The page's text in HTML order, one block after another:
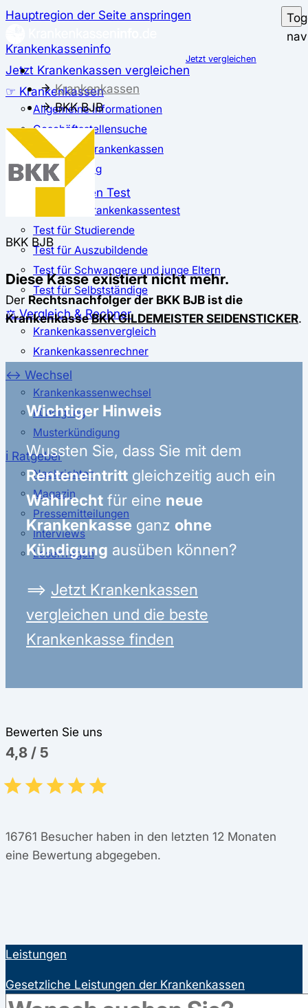
Hauptregion der Seite anspringen
Krankenkasseninfo
Jetzt Krankenkassen vergleichen
☞ Krankenkassen
Allgemeine Informationen
Geschäftsstellensuche
günstigste Krankenkassen
Zusatzbeitrag
✅ Krankenkassen Test
Der große Krankenkassentest
Test für Studierende
Test für Auszubildende
Test für Schwangere und junge Eltern
Test für Selbstständige
⚖️ Vergleich & Rechner
Krankenkassenvergleich
Krankenkassenrechner
↔ Wechsel
Krankenkassenwechsel
Kündigung
Musterkündigung
ℹ Ratgeber
Nachrichten
Magazin
Pressemitteilungen
Interviews
Leserfragen
Jetzt vergleichen
Krankenkassen
BKK BJB
BKK BJB
Diese Kasse existiert nicht mehr.
Der Rechtsnachfolger der BKK BJB ist die
KrankenkasseBKK GILDEMEISTER SEIDENSTICKER.
Wichtiger Hinweis
Wussten Sie, dass Sie mit dem
Renteneintritt gleichzeitig auch ein
Wahlrecht für eine neue
Krankenkasse ganz ohne
Kündigung ausüben können?
⟹ Jetzt Krankenkassen
vergleichen und die beste
Krankenkasse finden
Bewerten Sie uns
4,8 / 5
16761 Besucher haben in den letzten 12 Monaten
eine Bewertung abgegeben.
Leistungen
Gesetzliche Leistungen der Krankenkassen
Satzungsleistungen der Krankenkassen